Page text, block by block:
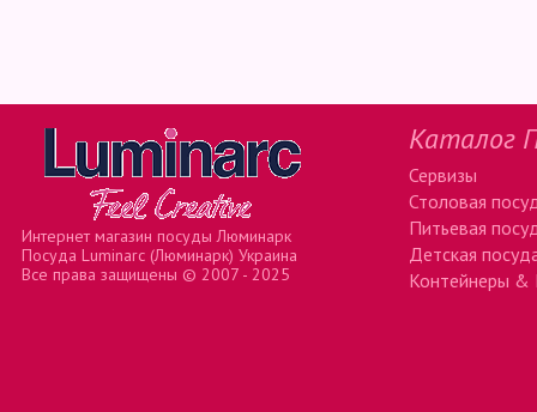
Интернет магазин посуды Люминарк
Посуда Luminarc (Люминарк) Украина
Все права защищены © 2007 - 2025
Каталог
Сервизы
Столовая
Питьевая
Детская
Контейнеры &